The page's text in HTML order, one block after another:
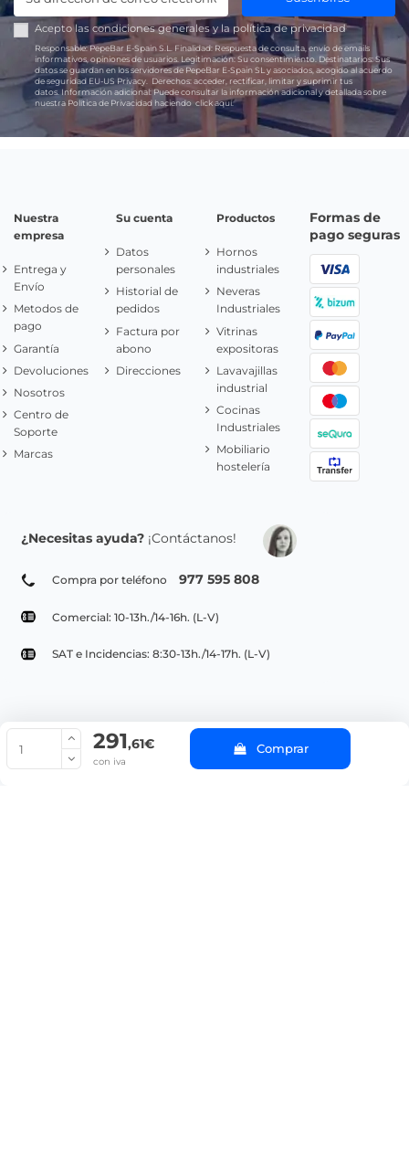
291,61€
con iva
Comprar
Acepto las condiciones generales y lapolítica de privacidad
Responsable:PepeBar E-Spain S.L. Finalidad: Respuesta de consulta, envío de emails
informativos, opiniones de usuarios. Legitimación: Su consentimiento. Destinatarios:Sus
datos se guardan en los servidores de PepeBar E-Spain SL y asociados, acogido al acuerdo
de seguridad EU-US Privacy. Derechos: acceder, rectificar, limitar y suprimir tus
datos.Información adicional:Puede consultar la información adicional y detallada sobre
nuestra Política de Privacidad haciendoclick aquí.
Nuestra
empresa
Entrega y
Envío
Metodos de
pago
Garantía
Devoluciones
Nosotros
Centro de
Soporte
Marcas
Su cuenta
Datos
personales
Historial de
pedidos
Factura por
abono
Direcciones
Productos
Hornos
industriales
Neveras
Industriales
Vitrinas
expositoras
Lavavajillas
industrial
Cocinas
Industriales
Mobiliario
hostelería
Formas de
pago seguras
¿Necesitas ayuda? ¡Contáctanos!
Compra por teléfono 977 595 808
Comercial: 10-13h./14-16h. (L-V)
SAT e Incidencias: 8:30-13h./14-17h. (L-V)
© Copyright 2022 PepeBar.com |
Aviso legal y
Condiciones generales de compra |